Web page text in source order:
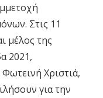
Στις 11
μέλος της
2021,
Χριστιά,
για την